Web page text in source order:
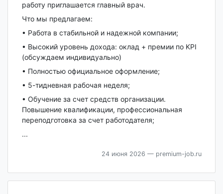
работу приглашается главный врач.
Что мы предлагаем:
• Работа в стабильной и надежной компании;
• Высокий уровень дохода: оклад + премии по KPI
(обсуждаем индивидуально)
• Полностью официальное оформление;
• 5-тидневная рабочая неделя;
• Обучение за счет средств организации.
Повышение квалификации, профессиональная
переподготовка за счет работодателя;
...
24 июня 2026 — premium-job.ru